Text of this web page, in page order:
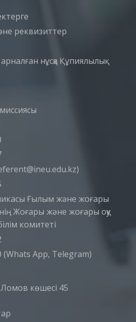
реквизиттер
нұсқа Құпиялылық
Ғылым және жоғары
Жоғары және жоғары оқу
комитеті
(Whats App, Telegram)
көшесі 45